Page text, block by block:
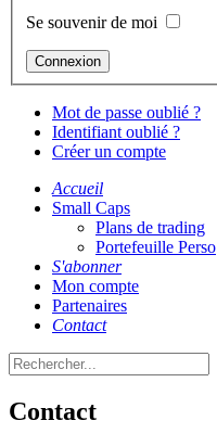
Se souvenir de moi
Mot de passe oublié ?
Identifiant oublié ?
Créer un compte
Accueil
Small Caps
Plans de trading
Portefeuille Perso
S'abonner
Mon compte
Partenaires
Contact
Contact